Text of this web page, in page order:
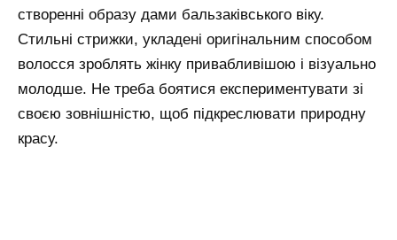
створенні образу дами бальзаківського віку.
Стильні стрижки, укладені оригінальним способом
волосся зроблять жінку привабливішою і візуально
молодше. Не треба боятися експериментувати зі
своєю зовнішністю, щоб підкреслювати природну
красу.